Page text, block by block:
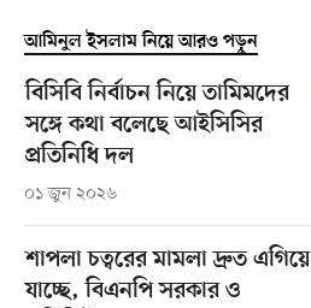
আমিনুল ইসলাম নিয়ে আরও পড়ুন
বিসিবি নির্বাচন নিয়ে তামিমদের
সঙ্গে কথা বলেছে আইসিসির
প্রতিনিধি দল
০১ জুন ২০২৬
শাপলা চত্বরের মামলা দ্রুত এগিয়ে
যাচ্ছে, বিএনপি সরকার ও